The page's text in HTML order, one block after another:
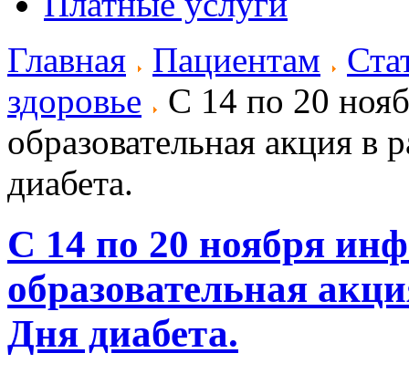
Главная
Пациентам
здоровье
С 14 по 20
образовательная акция
диабета.
С 14 по 20 ноября
образовательная
Дня диабета.